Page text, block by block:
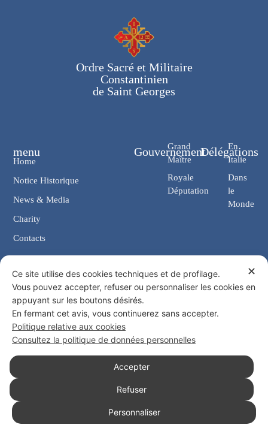
Ordre Sacré et Militaire
Constantinien
de Saint Georges
Gouvernement
Grand
Maître
Royale
Députation
Délégations
En
Italie
Dans
le
Monde
menu
Home
Notice Historique
News & Media
Charity
Contacts
Contacts
Chancellerie: Via Giosuè Carducci, 4 00187 Rome (IT)
eMail: cancelleria@ordine-costantiniano.it
Tél. +39 06 47.41.190 +39 06 48.19.401
Social
Politique de confidentialité
Politique de cookies
✕
Ce site utilise des cookies techniques et de profilage.
Vous pouvez accepter, refuser ou personnaliser les cookies en
appuyant sur les boutons désirés.
En fermant cet avis, vous continuerez sans accepter.
Politique relative aux cookies
Consultez la politique de données personnelles
Accepter
Refuser
Personnaliser